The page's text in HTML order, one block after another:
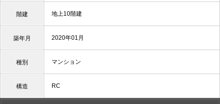
階建 地上10階建
築年月 2020年01月
種別 マンション
構造 RC